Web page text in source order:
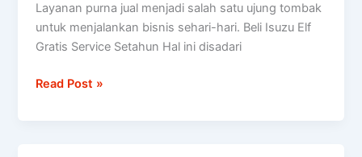
Layanan purna jual menjadi salah satu ujung tombak
untuk menjalankan bisnis sehari-hari. Beli Isuzu Elf
Gratis Service Setahun Hal ini disadari
Elf
Setahun
Read Post »